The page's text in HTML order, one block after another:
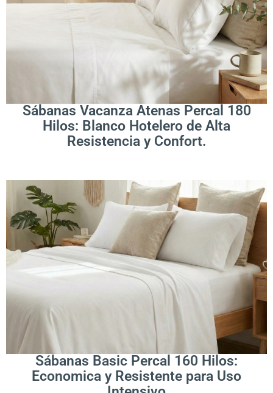
.
Sábanas Vacanza Atenas Percal 180
Hilos: Blanco Hotelero de Alta
Resistencia y Confort.
.
Leer Más
Sábanas Basic Percal 160 Hilos:
Economica y Resistente para Uso